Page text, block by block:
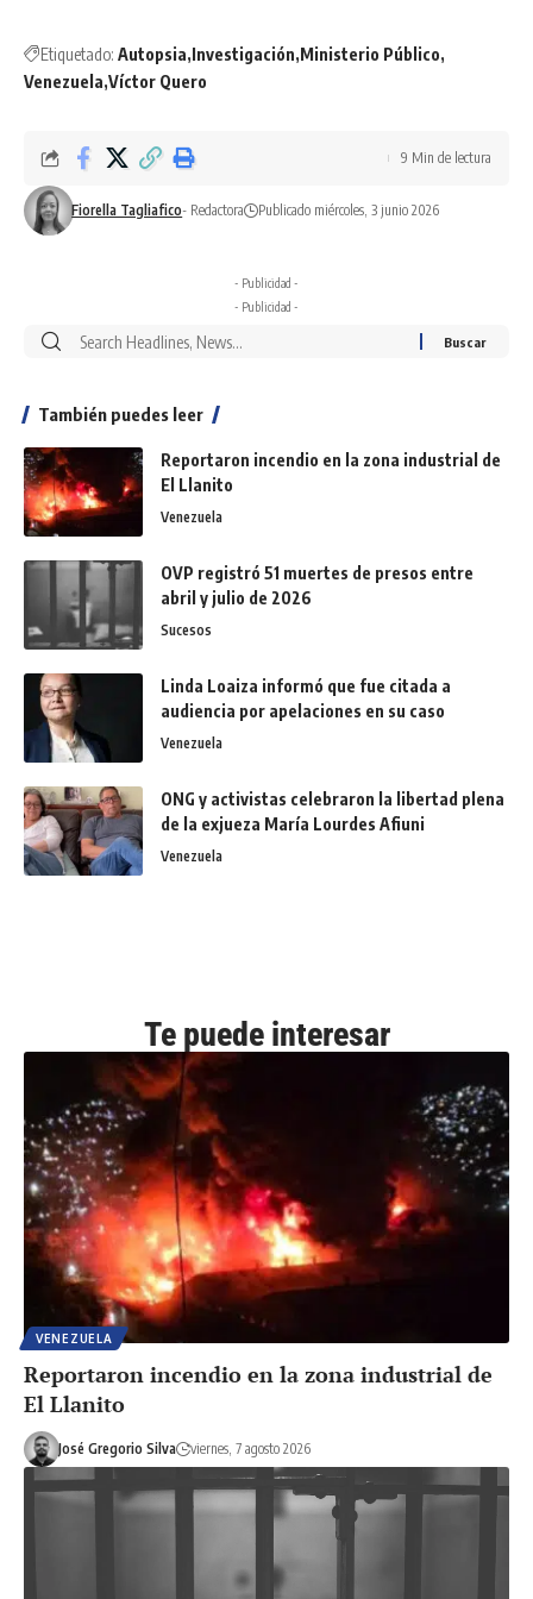
Etiquetado: Autopsia Investigación Ministerio Público
Venezuela Víctor Quero
Fiorella Tagliafico- Redactora Publicado miércoles, 3 junio 2026
9 Min de lectura
- Publicidad -
- Publicidad -
También puedes leer
Reportaron incendio en la zona industrial de
El Llanito
Venezuela
OVP registró 51 muertes de presos entre
abril y julio de 2026
Sucesos
Linda Loaiza informó que fue citada a
audiencia por apelaciones en su caso
Venezuela
ONG y activistas celebraron la libertad plena
de la exjueza María Lourdes Afiuni
Venezuela
Te puede interesar
VENEZUELA
Reportaron incendio en la zona industrial de
El Llanito
José Gregorio Silva viernes, 7 agosto 2026